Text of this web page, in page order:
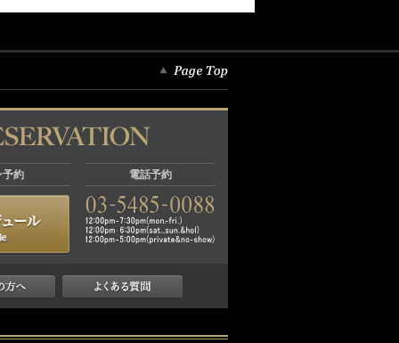
予約 電話予約